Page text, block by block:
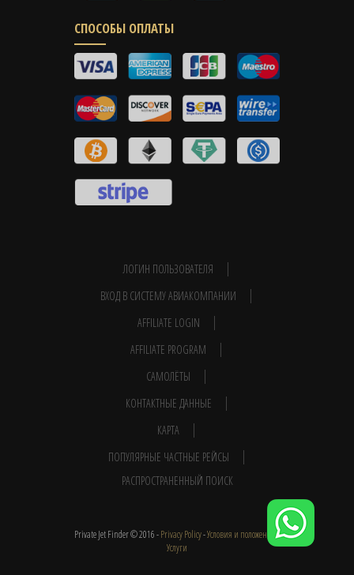
СПОСОБЫ ОПЛАТЫ
ЛОГИН ПОЛЬЗОВАТЕЛЯ
ВХОД В СИСТЕМУ АВИАКОМПАНИИ
AFFILIATE LOGIN
AFFILIATE PROGRAM
САМОЛЁТЫ
КОНТАКТНЫЕ ДАННЫЕ
КАРТА
ПОПУЛЯРНЫЕ ЧАСТНЫЕ РЕЙСЫ
РАСПРОСТРАНЕННЫЙ ПОИСК
Private Jet Finder © 2016 -Privacy Policy-Условия и положения-
Услуги